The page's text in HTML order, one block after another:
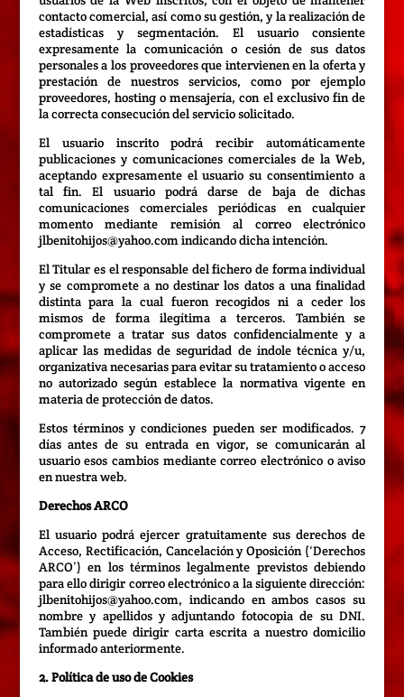
contacto comercial, así como su gestión, y la realización de
estadísticas y segmentación. El usuario consiente
expresamente la comunicación o cesión de sus datos
personales a los proveedores que intervienen en la oferta y
prestación de nuestros servicios, como por ejemplo
proveedores, hosting o mensajería, con el exclusivo fin de
la correcta consecución del servicio solicitado.
El usuario inscrito podrá recibir automáticamente
publicaciones y comunicaciones comerciales de la Web,
aceptando expresamente el usuario su consentimiento a
tal fin. El usuario podrá darse de baja de dichas
comunicaciones comerciales periódicas en cualquier
momento mediante remisión al correo electrónico
jlbenitohijos@yahoo.com indicando dicha intención.
El Titular es el responsable del fichero de forma individual
y se compromete a no destinar los datos a una finalidad
distinta para la cual fueron recogidos ni a ceder los
mismos de forma ilegítima a terceros. También se
compromete a tratar sus datos confidencialmente y a
aplicar las medidas de seguridad de índole técnica y/u,
organizativa necesarias para evitar su tratamiento o acceso
no autorizado según establece la normativa vigente en
materia de protección de datos.
Estos términos y condiciones pueden ser modificados. 7
días antes de su entrada en vigor, se comunicarán al
usuario esos cambios mediante correo electrónico o aviso
en nuestra web.
Derechos ARCO
El usuario podrá ejercer gratuitamente sus derechos de
Acceso, Rectificación, Cancelación y Oposición (‘Derechos
ARCO’) en los términos legalmente previstos debiendo
para ello dirigir correo electrónico a la siguiente dirección:
jlbenitohijos@yahoo.com, indicando en ambos casos su
nombre y apellidos y adjuntando fotocopia de su DNI.
También puede dirigir carta escrita a nuestro domicilio
informado anteriormente.
2. Política de uso de Cookies